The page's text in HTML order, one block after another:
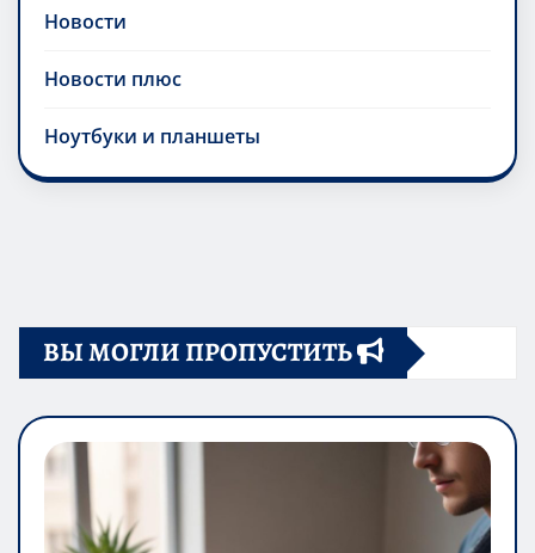
Новости
Новости плюс
Ноутбуки и планшеты
ВЫ МОГЛИ ПРОПУСТИТЬ